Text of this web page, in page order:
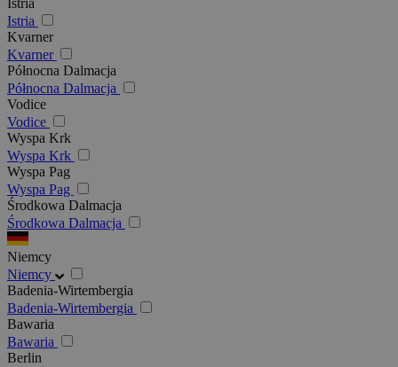
Istria
Istria
Kvarner
Kvarner
Północna Dalmacja
Północna Dalmacja
Vodice
Vodice
Wyspa Krk
Wyspa Krk
Wyspa Pag
Wyspa Pag
Środkowa Dalmacja
Środkowa Dalmacja
Niemcy
Niemcy
Badenia-Wirtembergia
Badenia-Wirtembergia
Bawaria
Bawaria
Berlin